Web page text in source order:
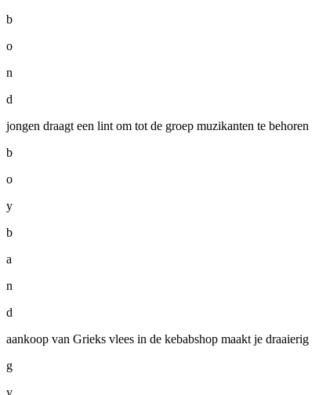
b
o
n
d
jongen draagt een lint om tot de groep muzikanten te behoren
b
o
y
b
a
n
d
aankoop van Grieks vlees in de kebabshop maakt je draaierig
g
y